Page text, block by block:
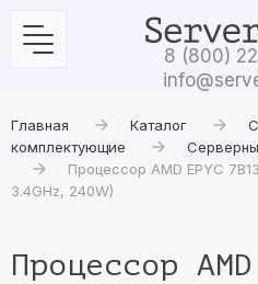
8 (800)
Главная Каталог
комплектующие
Процессор AMD EPYC
3.4GHz, 240W)
Процессор